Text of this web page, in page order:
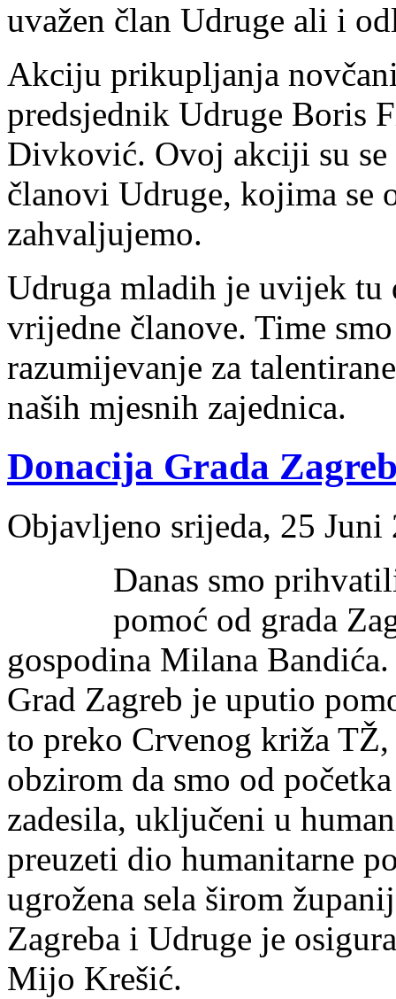
uvažen član Udruge ali i
Akciju prikupljanja
predsjednik Udruge Boris
Divković. Ovoj akciji su
članovi Udruge, kojima se
zahvaljujemo.
Udruga mladih je uvijek tu
vrijedne članove. Time
razumijevanje za
naših mjesnih zajednica.
Donacija Grada
Objavljeno srijeda, 25 Juni
Danas smo
pomoć od grada
gospodina Milana Bandića.
Grad Zagreb je uputio
to preko Crvenog križa TŽ,
obzirom da smo od
zadesila, uključeni u
preuzeti dio humanitarne
ugrožena sela širom
Zagreba i Udruge je
Mijo Krešić.